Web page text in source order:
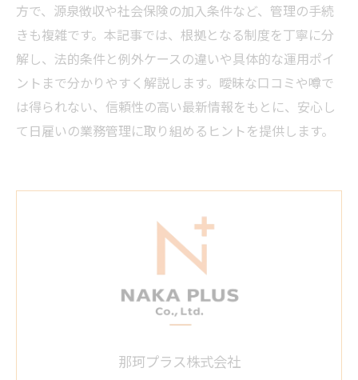
方で、源泉徴収や社会保険の加入条件など、管理の手続
きも複雑です。本記事では、根拠となる制度を丁寧に分
解し、法的条件と例外ケースの違いや具体的な運用ポイ
ントまで分かりやすく解説します。曖昧な口コミや噂で
は得られない、信頼性の高い最新情報をもとに、安心し
て日雇いの業務管理に取り組めるヒントを提供します。
那珂プラス株式会社